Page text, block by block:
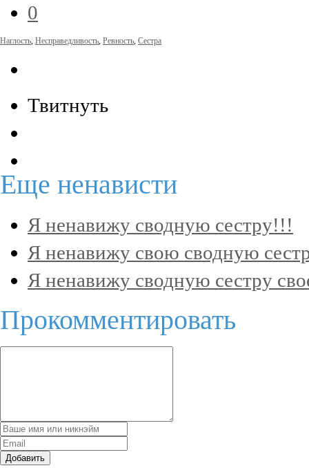
0
Наглость, Несправедливость, Ревность, Сестра
Твитнуть
Еще ненависти
Я ненавижу сводную сестру!!!
Я ненавижу свою сводную
Я ненавижу сводную сестру
Прокомментировать
Добавить